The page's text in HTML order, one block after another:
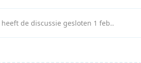
heeft de discussie gesloten 1 feb..